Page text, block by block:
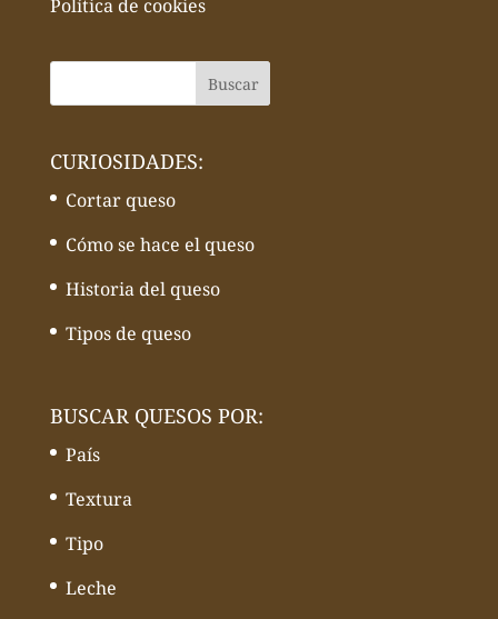
Política de cookies
CURIOSIDADES:
Cortar queso
Cómo se hace el queso
Historia del queso
Tipos de queso
BUSCAR QUESOS POR:
País
Textura
Tipo
Leche